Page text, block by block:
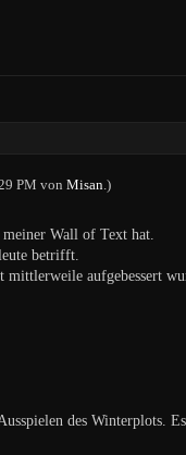
PM von Misan.)
Wall of Text hat.
betrifft.
aufgebessert
des Winterplots.